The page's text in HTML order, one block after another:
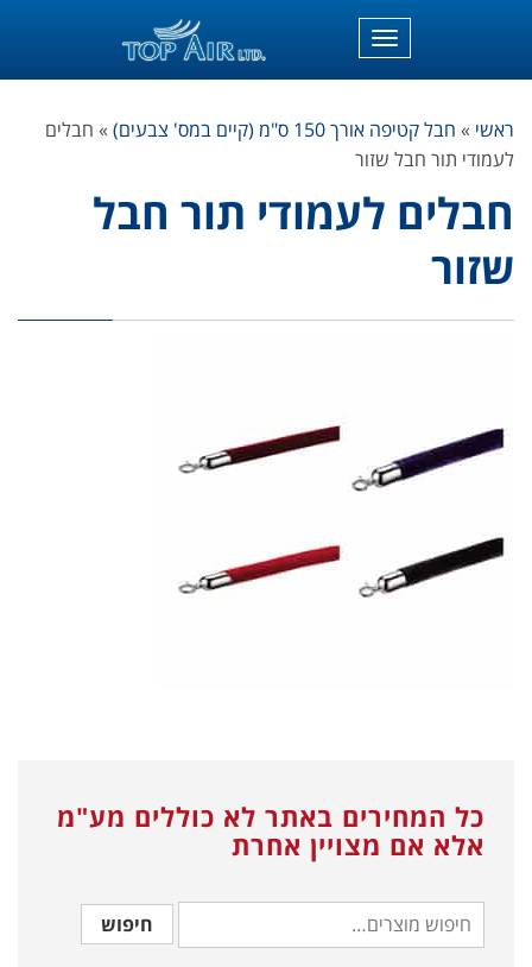
תפריט
ראשי » חבל קטיפה אורך 150 ס"מ (קיים במס' צבעים) » חבלים
לעמודי תור חבל שזור
חבלים לעמודי תור חבל
שזור
כל המחירים באתר לא כוללים מע"מ
אלא אם מצויין אחרת
חיפוש